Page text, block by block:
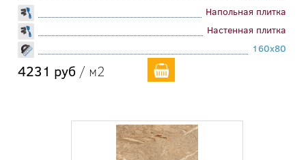
Напольная плитка
Настенная плитка
160x80
4231 руб / м2